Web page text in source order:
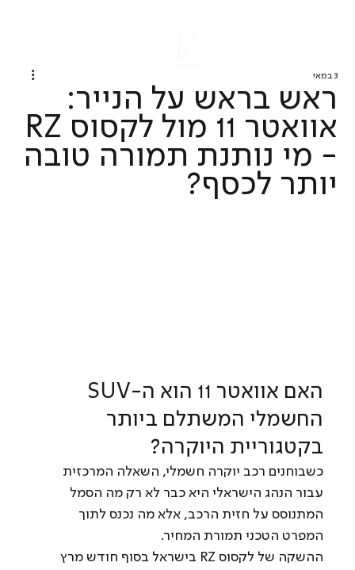
ראש בראש על הנייר:
אוואטר 11 מול לקסוס RZ
- מי נותנת תמורה טובה
יותר לכסף?
3 במאי
החשמלי המשתלם ביותר
בקטגוריית היוקרה?
כשבוחנים רכב יוקרה חשמלי, השאלה המרכזית
עבור הנהג הישראלי היא כבר לא רק מה הסמל
המתנוסס על חזית הרכב, אלא מה נכנס לתוך
המפרט הטכני תמורת המחיר.
ההשקה של לקסוס RZ בישראל בסוף חודש מרץ